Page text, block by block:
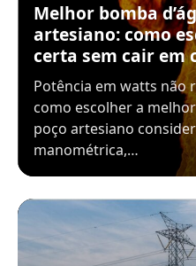
Melhor bomba
artesiano: como
certa sem cair em
Potência em watts não
como escolher a
poço artesiano
manométrica,…